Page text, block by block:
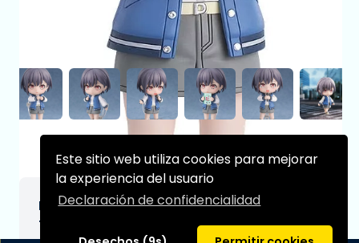
Este sitio web utiliza cookies para mejorar
la experiencia del usuario
Declaración de confidencialidad
BanG Dream! Figura Nendoroid Tomori
Takamatsu 10 cm